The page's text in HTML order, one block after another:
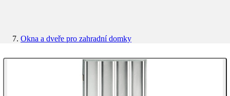
Okna a dveře pro zahradní domky